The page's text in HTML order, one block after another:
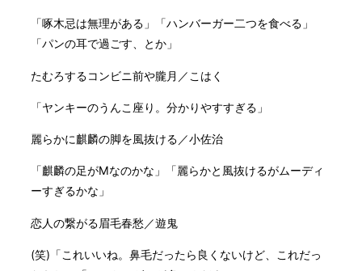
「啄木忌は無理がある」「ハンバーガー二つを食べる」
「パンの耳で過ごす、とか」
たむろするコンビニ前や朧月／こはく
「ヤンキーのうんこ座り。分かりやすすぎる」
麗らかに麒麟の脚を風抜ける／小佐治
「麒麟の足がMなのかな」「麗らかと風抜けるがムーディ
ーすぎるかな」
恋人の繋がる眉毛春愁／遊鬼
(笑)「これいいね。鼻毛だったら良くないけど、これだっ